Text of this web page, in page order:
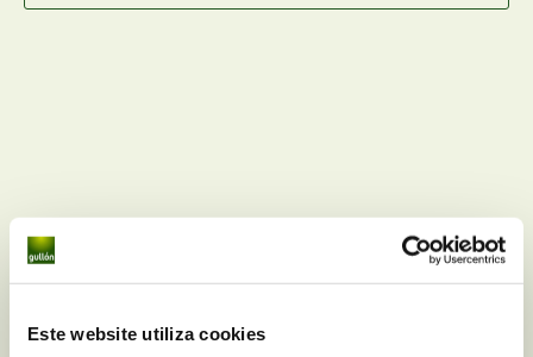
Este website utiliza cookies
Você tem alguma dúvida